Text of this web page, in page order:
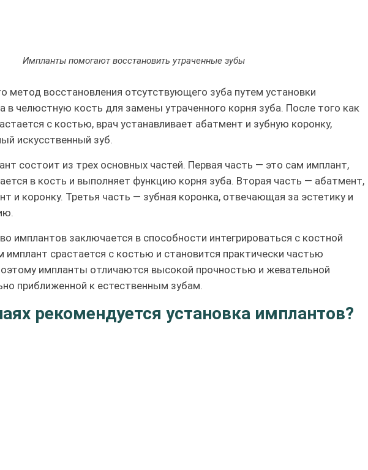
Импланты помогают восстановить утраченные зубы
метод восстановления отсутствующего зуба путем установки
в челюстную кость для замены утраченного корня зуба. После того как
с костью, врач устанавливает абатмент и зубную коронку,
искусственный зуб.
состоит из трех основных частей. Первая часть — это сам имплант,
в кость и выполняет функцию корня зуба. Вторая часть — абатмент,
и коронку. Третья часть — зубная коронка, отвечающая за эстетику и
имплантов заключается в способности интегрироваться с костной
срастается с костью и становится практически частью
импланты отличаются высокой прочностью и жевательной
приближенной к естественным зубам.
рекомендуется установка имплантов?